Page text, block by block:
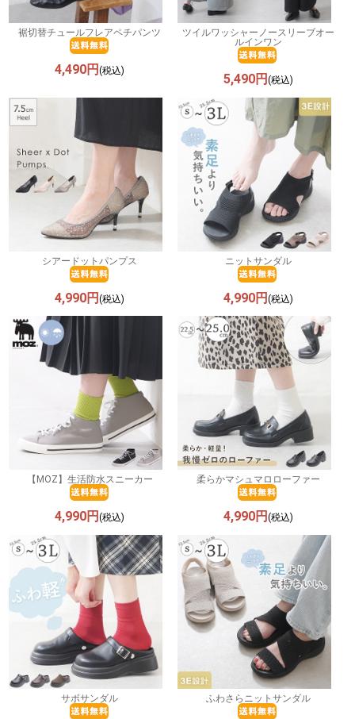
裾切替チュールフレアペチパンツ
4,490円(税込)
ツイルワッシャーノースリーブオー
ルインワン
5,490円 (税込)
シアードットパンプス
4,990円(税込)
ニットサンダル
4,990円 (税込)
【MOZ】生活防水スニーカー
4,990円(税込)
柔らかマシュマロローファー
4,990円 (税込)
サボサンダル ふわさらニットサンダル